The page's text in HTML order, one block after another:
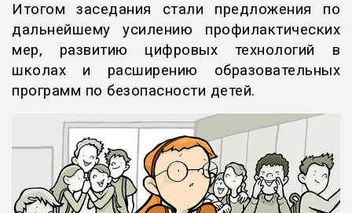
Итогом заседания стали предложения по
дальнейшему усилению профилактических
мер, развитию цифровых технологий в
школах и расширению образовательных
программ по безопасности детей.